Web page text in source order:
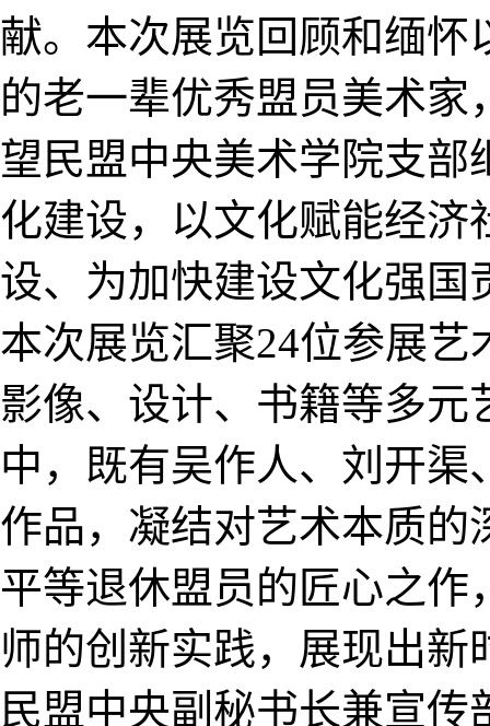
献。本次展览回顾和缅怀
的老一辈优秀盟员美术
望民盟中央美术学院支部
化建设，以文化赋能经
设、为加快建设文化
本次展览汇聚24位参展
影像、设计、书籍等多
中，既有吴作人、刘开
作品，凝结对艺术本质的
平等退休盟员的匠心之
师的创新实践，展现出
民盟中央副秘书长兼宣